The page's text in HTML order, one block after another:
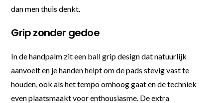
dan men thuis denkt.
Grip zonder gedoe
In de handpalm zit een ball grip design dat natuurlijk
aanvoelt en je handen helpt om de pads stevig vast te
houden, ook als het tempo omhoog gaat en de techniek
even plaatsmaakt voor enthousiasme. De extra